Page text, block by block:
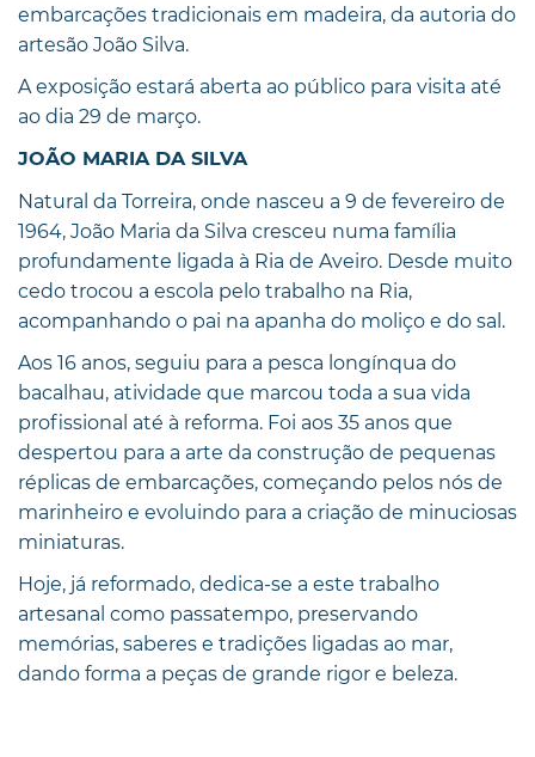
embarcações tradicionais em madeira, da autoria do
artesão João Silva.
A exposição estará aberta ao público para visita até
ao dia 29 de março.
JOÃO MARIA DA SILVA
Natural da Torreira, onde nasceu a 9 de fevereiro de
1964, João Maria da Silva cresceu numa família
profundamente ligada à Ria de Aveiro. Desde muito
cedo trocou a escola pelo trabalho na Ria,
acompanhando o pai na apanha do moliço e do sal.
Aos 16 anos, seguiu para a pesca longínqua do
bacalhau, atividade que marcou toda a sua vida
profissional até à reforma. Foi aos 35 anos que
despertou para a arte da construção de pequenas
réplicas de embarcações, começando pelos nós de
marinheiro e evoluindo para a criação de minuciosas
miniaturas.
Hoje, já reformado, dedica-se a este trabalho
artesanal como passatempo, preservando
memórias, saberes e tradições ligadas ao mar,
dando forma a peças de grande rigor e beleza.